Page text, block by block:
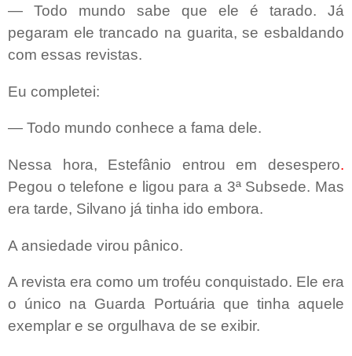
— Todo mundo sabe que ele é tarado. Já
pegaram ele trancado na guarita, se esbaldando
com essas revistas.
Eu completei:
— Todo mundo conhece a fama dele.
Nessa hora, Estefânio entrou em desespero.
Pegou o telefone e ligou para a 3ª Subsede. Mas
era tarde, Silvano já tinha ido embora.
A ansiedade virou pânico.
A revista era como um troféu conquistado. Ele era
o único na Guarda Portuária que tinha aquele
exemplar e se orgulhava de se exibir.